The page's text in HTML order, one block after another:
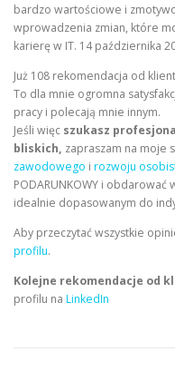
bardzo wartościowe i
wprowadzenia zmian, które
karierę w IT. 14 października
Już 108 rekomendacja od
To dla mnie ogromna
pracy i polecają mnie innym.
Jeśli więc szukasz
bliskich, zapraszam na moje
zawodowego i rozwoju
PODARUNKOWY i
idealnie dopasowanym do
Aby przeczytać wszystkie
profilu.
Kolejne rekomendacje od
profilu na LinkedIn